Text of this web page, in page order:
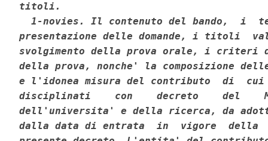
titoli.
1-novies. Il contenuto del bando,  i
presentazione delle domande, i titoli
svolgimento della prova orale, i
della prova, nonche' la composizione
e l'idonea misura del contributo  di  cui
disciplinati    con    decreto    del
dell'universita' e della ricerca, da
dalla data di entrata  in  vigore  della